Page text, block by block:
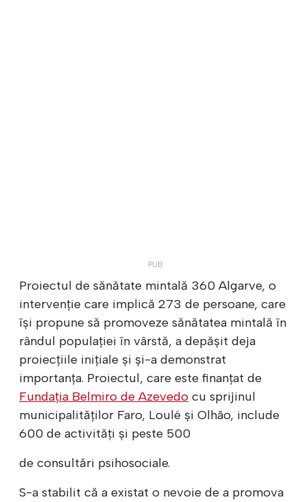
Proiectul de sănătate mintală 360 Algarve, o
intervenție care implică 273 de persoane, care
își propune să promoveze sănătatea mintală în
rândul populației în vârstă, a depășit deja
proiecțiile inițiale și și-a demonstrat
importanța. Proiectul, care este finanțat de
Fundația Belmiro de Azevedo cu sprijinul
municipalităților Faro, Loulé și Olhão, include
600 de activități și peste 500
de consultări psihosociale.
S-a stabilit că a existat o nevoie de a promova